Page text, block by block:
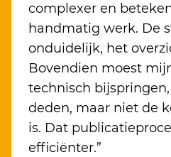
complexer en
handmatig werk. De
onduidelijk, het
Bovendien moest
technisch
deden, maar niet de
is. Dat
efficiënter.”